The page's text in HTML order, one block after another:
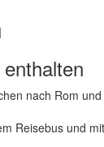
nach Rom
Reisebus und